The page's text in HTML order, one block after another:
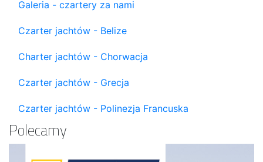
Galeria - czartery za nami
Czarter jachtów - Belize
Charter jachtów - Chorwacja
Czarter jachtów - Grecja
Czarter jachtów - Polinezja Francuska
Polecamy